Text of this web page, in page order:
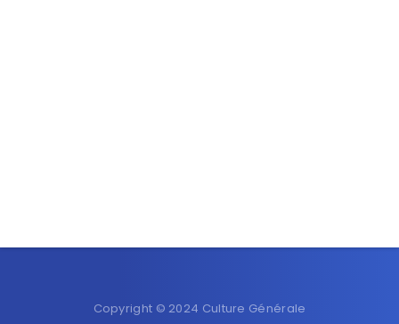
Copyright © 2024 Culture Générale